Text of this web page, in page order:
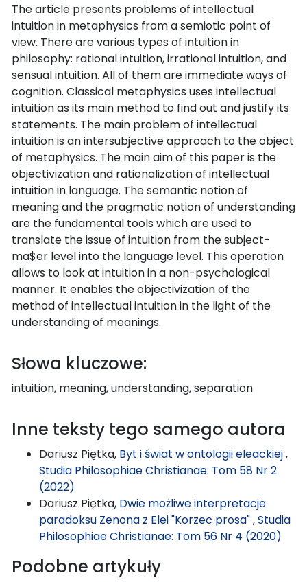
The article presents problems of intellectual
intuition in metaphysics from a semiotic point of
view. There are various types of intuition in
philosophy: rational intuition, irrational intuition, and
sensual intuition. All of them are immediate ways of
cognition. Classical metaphysics uses intellectual
intuition as its main method to find out and justify its
statements. The main problem of intellectual
intuition is an intersubjective approach to the object
of metaphysics. The main aim of this paper is the
objectivization and rationalization of intellectual
intuition in language. The semantic notion of
meaning and the pragmatic notion of understanding
are the fundamental tools which are used to
translate the issue of intuition from the subject-
ma$er level into the language level. This operation
allows to look at intuition in a non-psychological
manner. It enables the objectivization of the
method of intellectual intuition in the light of the
understanding of meanings.
Słowa kluczowe:
intuition, meaning, understanding, separation
Inne teksty tego samego autora
Dariusz Piętka, Byt i świat w ontologii eleackiej,
Studia Philosophiae Christianae: Tom 58 Nr 2
(2022)
Dariusz Piętka, Dwie możliwe interpretacje
paradoksu Zenona z Elei "Korzec prosa",Studia
Philosophiae Christianae: Tom 56 Nr 4 (2020)
Podobne artykuły